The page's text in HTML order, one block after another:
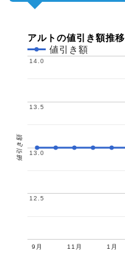
アルトの値引き額推移
値引き額
9月 11月 1月
12.5
12.5
13.0
13.0
13.5
13.5
14.0
14.0
値引き額